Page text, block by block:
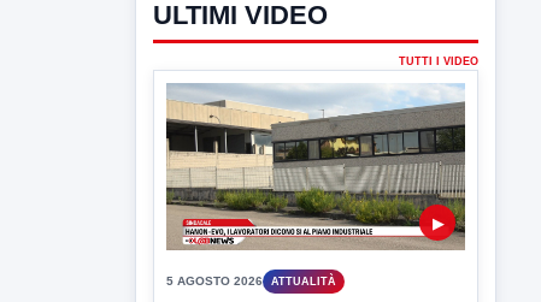
▶
5 AGOSTO 2026 ATTUALITÀ
Hanon-Evo, i lavoratori dicono sì al
piano industriale
L'assemblea dei lavoratori Hanon questa
mattina a Contrada Olivola. Decisa...